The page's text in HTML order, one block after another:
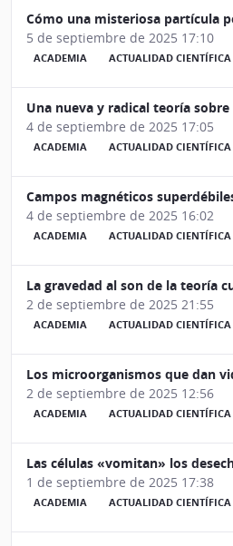
Cómo una misteriosa partícula
5 de septiembre de 2025 17:10
ACADEMIA ACTUALIDAD CIENTÍFICA
Una nueva y radical teoría
4 de septiembre de 2025 17:05
ACADEMIA ACTUALIDAD CIENTÍFICA
Campos magnéticos
4 de septiembre de 2025 16:02
ACADEMIA ACTUALIDAD CIENTÍFICA
La gravedad al son de la teoría
2 de septiembre de 2025 21:55
ACADEMIA ACTUALIDAD CIENTÍFICA
Los microorganismos que dan
2 de septiembre de 2025 12:56
ACADEMIA ACTUALIDAD CIENTÍFICA
Las células «vomitan» los
1 de septiembre de 2025 17:38
ACADEMIA ACTUALIDAD CIENTÍFICA